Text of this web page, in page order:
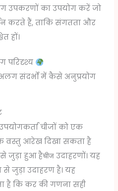
उपकरणों का उपयोग करें जो
करते हैं, ताकि संगतता और
हों।
परिदृश्य
संदर्भों में कैसे अनुप्रयोग
चीजों को एक
वस्तु आरेख दिखा सकता है
जुड़ा हुआ हैचीज उदाहरणों। यह
जुड़ा उदाहरण है। यह
है कि कर की गणना सही